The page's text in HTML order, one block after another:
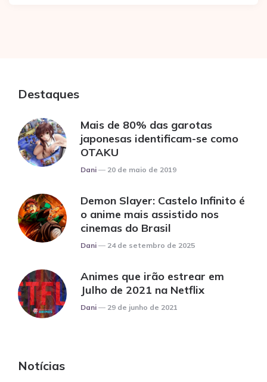
Destaques
Mais de 80% das garotas
japonesas identificam-se como
OTAKU
Posted
Dani 20 de maio de 2019
Demon Slayer: Castelo Infinito é
o anime mais assistido nos
cinemas do Brasil
Posted
Dani 24 de setembro de 2025
Animes que irão estrear em
Julho de 2021 na Netflix
Posted
Dani 29 de junho de 2021
Notícias